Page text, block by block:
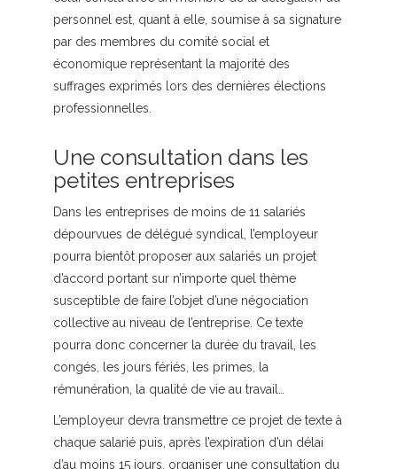
personnel est, quant à elle, soumise à sa signature
par des membres du comité social et
économique représentant la majorité des
suffrages exprimés lors des dernières élections
professionnelles.
Une consultation dans les
petites entreprises
Dans les entreprises de moins de 11 salariés
dépourvues de délégué syndical, l’employeur
pourra bientôt proposer aux salariés un projet
d’accord portant sur n’importe quel thème
susceptible de faire l’objet d’une négociation
collective au niveau de l’entreprise. Ce texte
pourra donc concerner la durée du travail, les
congés, les jours fériés, les primes, la
rémunération, la qualité de vie au travail…
L’employeur devra transmettre ce projet de texte à
chaque salarié puis, après l’expiration d’un délai
d’au moins 15 jours, organiser une consultation du